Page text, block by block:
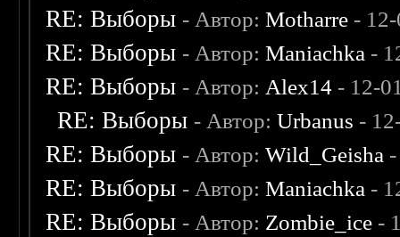
RE: Выборы - Автор:Motharre -
RE: Выборы - Автор:Maniachka -
RE: Выборы - Автор: Alex14 - 12-
RE: Выборы - Автор:Urbanus -
RE: Выборы - Автор:Wild_Geisha
RE: Выборы - Автор:Maniachka -
RE: Выборы - Автор: Zombie_ice -